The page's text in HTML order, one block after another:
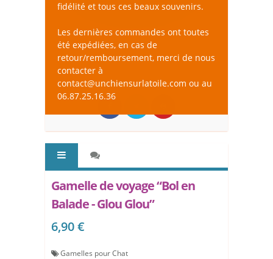
fidélité et tous ces beaux souvenirs.
Les dernières commandes ont toutes
été expédiées, en cas de
retour/remboursement, merci de nous
contacter à
contact@unchiensurlatoile.com ou au
06.87.25.16.36
Gamelle de voyage “Bol en
Balade - Glou Glou”
6,90 €
Gamelles pour Chat